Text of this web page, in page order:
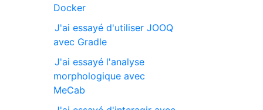
Docker
J'ai essayé d'utiliser JOOQ
avec Gradle
J'ai essayé l'analyse
morphologique avec
MeCab